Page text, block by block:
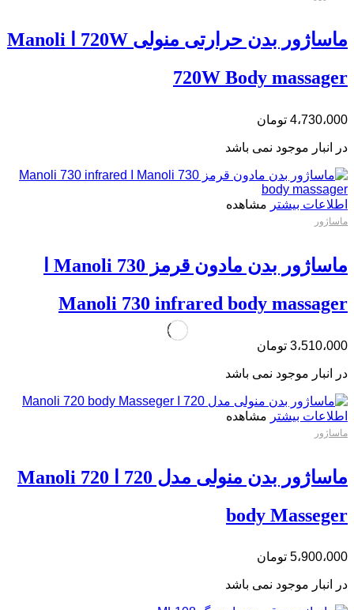
ماساژور بدن حرارتی منولی 720W ا Manoli
720W Body massager
4،730،000 تومان
در انبار موجود نمی باشد
اطلاعات بیشتر مشاهده
ماساژور
Manoli 730 infrared body massager
3،510،000 تومان
در انبار موجود نمی باشد
اطلاعات بیشتر مشاهده
ماساژور
ماساژور بدن منولی مدل 720 ا Manoli 720
body Masseger
5،900،000 تومان
در انبار موجود نمی باشد